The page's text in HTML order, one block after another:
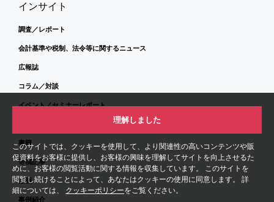
このサイトでは、クッキーを使用して、より関連性の高いコンテンツや販
促資料をお客様に提供し、お客様の興味を理解してサイトを向上させるた
めに、お客様の閲覧活動に関する情報を収集しています。 このサイトを
閲覧し続けることによって、あなたはクッキーの使用に同意します。 詳
細については、 クッキーポリシーをご覧ください。
理解しました
インサイト
調査／レポート
会計基準や税制、法令等に関するニュース
広報誌
コラム／対談
イベント／セミナーレポート
書籍
寄稿記事
動画
事例紹介